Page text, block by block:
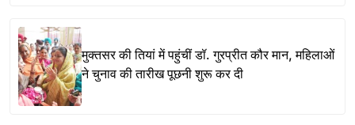
मुक्तसर की तियां में पहुंचीं डॉ. गुरप्रीत कौर मान, महिलाओं
ने चुनाव की तारीख पूछनी शुरू कर दी